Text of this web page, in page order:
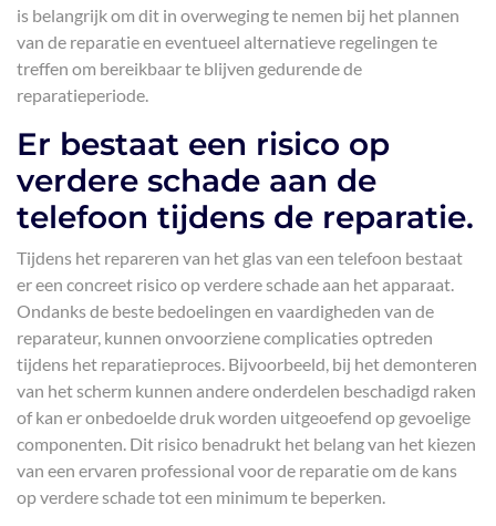
is belangrijk om dit in overweging te nemen bij het plannen
van de reparatie en eventueel alternatieve regelingen te
treffen om bereikbaar te blijven gedurende de
reparatieperiode.
Er bestaat een risico op
verdere schade aan de
telefoon tijdens de reparatie.
Tijdens het repareren van het glas van een telefoon bestaat
er een concreet risico op verdere schade aan het apparaat.
Ondanks de beste bedoelingen en vaardigheden van de
reparateur, kunnen onvoorziene complicaties optreden
tijdens het reparatieproces. Bijvoorbeeld, bij het demonteren
van het scherm kunnen andere onderdelen beschadigd raken
of kan er onbedoelde druk worden uitgeoefend op gevoelige
componenten. Dit risico benadrukt het belang van het kiezen
van een ervaren professional voor de reparatie om de kans
op verdere schade tot een minimum te beperken.